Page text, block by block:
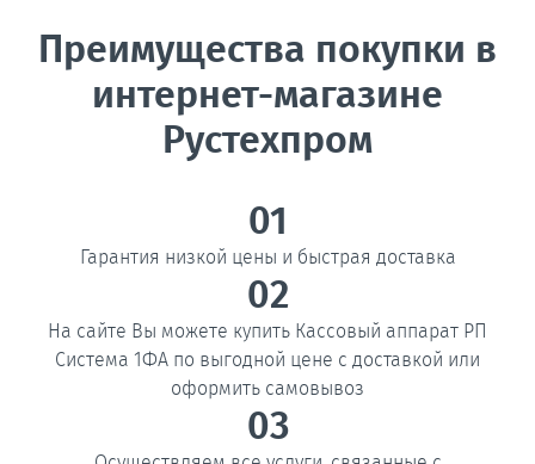
Преимущества покупки в
интернет-магазине
Рустехпром
01
Гарантия низкой цены и быстрая доставка
02
На сайте Вы можете купить Кассовый аппарат РП
Система 1ФА по выгодной цене с доставкой или
оформить самовывоз
03